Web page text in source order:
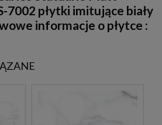
7002 płytki imitujące biały
informacje o płytce :